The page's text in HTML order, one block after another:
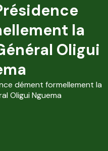
la
Oligui
dément formellement la
Oligui Nguema